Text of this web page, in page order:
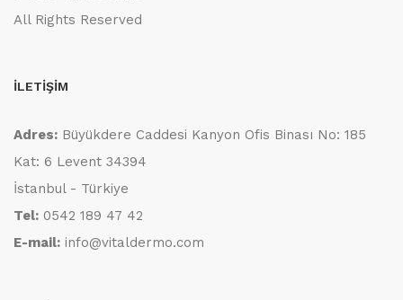
All Rights Reserved
İLETİŞİM
Adres: Büyükdere Caddesi Kanyon Ofis Binası No: 185
Kat: 6 Levent 34394
İstanbul - Türkiye
Tel: 0542 189 47 42
E-mail: info@vitaldermo.com